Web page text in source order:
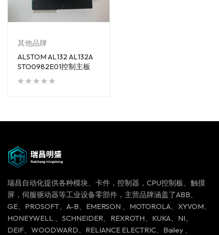
其他品牌
ALSTOM AL132 AL132A
STO0982E01控制主板
瑞昌自动化提供各种模块、卡件，控制器，CPU控制板、触摸
屏，伺服驱动器等工业设备零部件，主营品牌涵盖了ABB、
GE、PROSOFT、A-B、EMERSON 、MOTOROLA、XYVOM、
HONEYWELL 、SCHNEIDER、REXROTH、KUKA、NI、
DEIF、WOODWARD、RELIANCE ELECTRIC、Bailey 、